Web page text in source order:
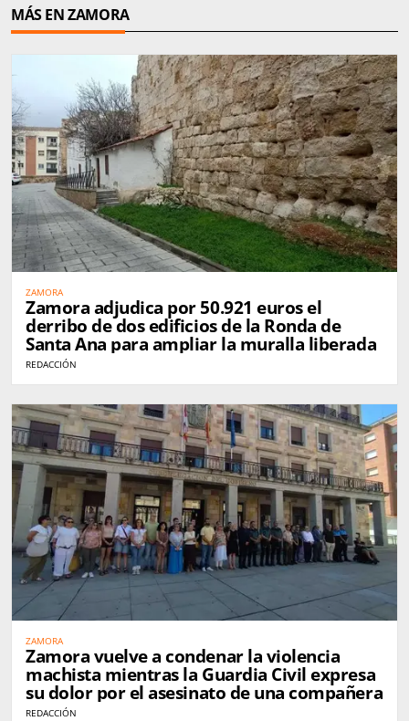
MÁS EN ZAMORA
ZAMORA
Zamora adjudica por 50.921 euros el
derribo de dos edificios de la Ronda de
Santa Ana para ampliar la muralla liberada
REDACCIÓN
ZAMORA
Zamora vuelve a condenar la violencia
machista mientras la Guardia Civil expresa
su dolor por el asesinato de una compañera
REDACCIÓN